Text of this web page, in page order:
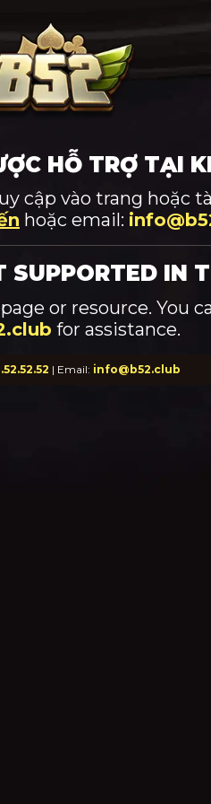
HỖ TRỢ TẠI
cập vào trang hoặc
hoặc email:
SUPPORTED IN
or resource. You
for assistance.
| Email: info@b52.club